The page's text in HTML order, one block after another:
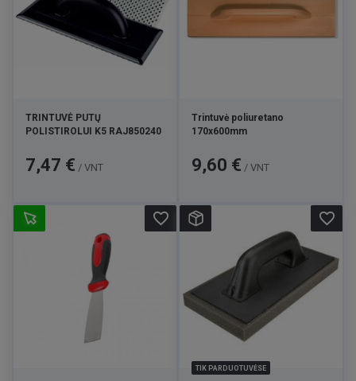
TRINTUVĖ PUTŲ
POLISTIROLUI K5 RAJ850240
Kaina
7,47 € / VNT
Trintuvė poliuretano
170x600mm
Kaina
9,60 € / VNT
favorite_border
TIK PARDUOTUVĖSE
favorite_border